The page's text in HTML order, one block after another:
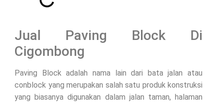
Jual Paving Block Di
Cigombong
Paving Block adalah nama lain dari bata jalan atau
conblock yang merupakan salah satu produk konstruksi
yang biasanya digunakan dalam jalan taman, halaman